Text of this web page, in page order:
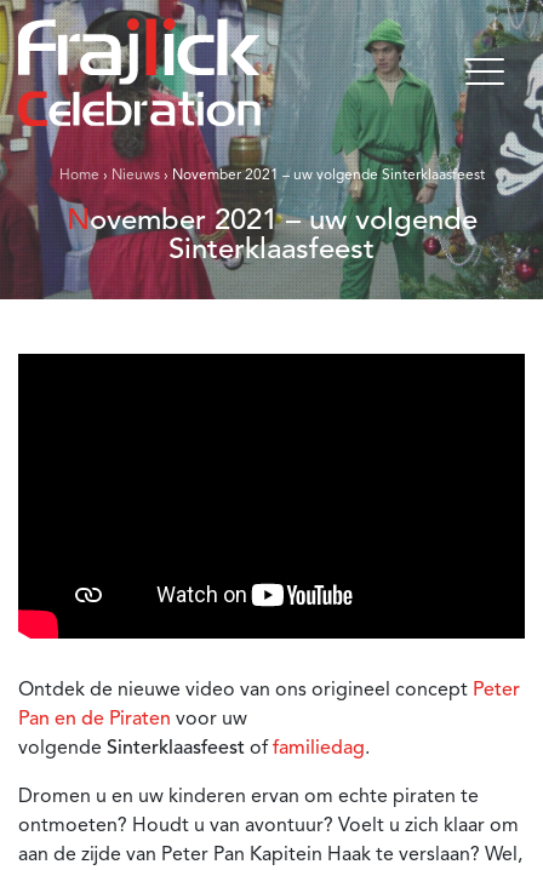
Home ›Nieuws› November 2021 – uw volgende Sinterklaasfeest
November 2021 – uw volgende
Sinterklaasfeest
Ontdek de nieuwe video van ons origineel concept Peter
Pan en de Piraten voor uw
volgende Sinterklaasfeest offamiliedag.
Dromen u en uw kinderen ervan om echte piraten te
ontmoeten? Houdt u van avontuur? Voelt u zich klaar om
aan de zijde van Peter Pan Kapitein Haak te verslaan? Wel,